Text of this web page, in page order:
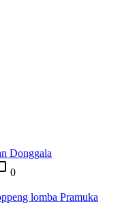
Donggala
0
lomba Pramuka